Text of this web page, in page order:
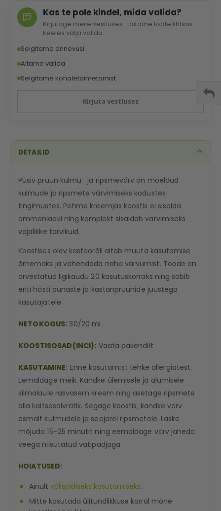
Kas te pole kindel, mida valida?
Kirjutage meile vestluses - aitame toote lihtsas
keeles välja valida.
Selgitame erinevusi
Aitame valida
Selgitame kohaletoimetamist
Kirjuta vestluses
DETAILID
Püsiv pruun kulmu- ja ripsmevärv on mõeldud
kulmude ja ripsmete värvimiseks kodustes
tingimustes. Pehme kreemjas koostis ei sisalda
ammoniaaki ning komplekt sisaldab värvimiseks
vajalikke tarvikuid.
Koostises olev kastoorõli aitab muuta kasutamise
õrnemaks ja vähendada naha värvumist. Toode on
arvestatud ligikaudu 20 kasutuskorraks ning sobib
eriti hästi punaste ja kastanpruunide juustega
kasutajatele.
NETOKOGUS: 30/20 ml
KOOSTISOSAD(INCI): Vaata pakendilt
KASUTAMINE: Enne kasutamist tehke allergiatest.
Eemaldage meik. Kandke ülemisele ja alumisele
silmalaule rasvasem kreem ning asetage ripsmete
alla kaitsesalvrätik. Segage koostis, kandke värv
esmalt kulmudele ja seejärel ripsmetele. Laske
mõjuda 15–25 minutit ning eemaldage värv jaheda
veega niisutatud vatipadjaga.
HOIATUSED:
Ainult välispidiseks kasutamiseks.
Mitte kasutada ülitundlikkuse korral mõne